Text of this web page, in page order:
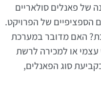
של פאנלים סולאריים
הספציפיים של הפרויקט.
האם מדובר במערכת
או למכירה לרשת
סוג הפאנלים,